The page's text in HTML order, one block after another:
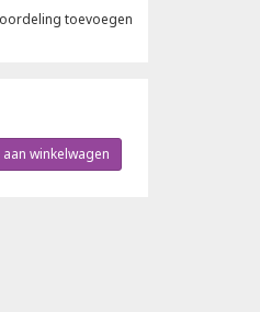
toevoegen